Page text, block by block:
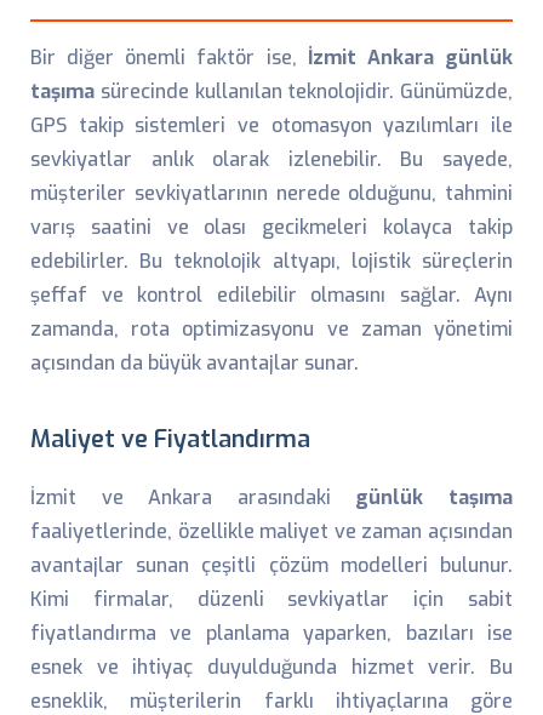
Bir diğer önemli faktör ise, İzmit Ankara günlük
taşıma sürecinde kullanılan teknolojidir. Günümüzde,
GPS takip sistemleri ve otomasyon yazılımları ile
sevkiyatlar anlık olarak izlenebilir. Bu sayede,
müşteriler sevkiyatlarının nerede olduğunu, tahmini
varış saatini ve olası gecikmeleri kolayca takip
edebilirler. Bu teknolojik altyapı, lojistik süreçlerin
şeffaf ve kontrol edilebilir olmasını sağlar. Aynı
zamanda, rota optimizasyonu ve zaman yönetimi
açısından da büyük avantajlar sunar.
Maliyet ve Fiyatlandırma
İzmit ve Ankara arasındaki günlük taşıma
faaliyetlerinde, özellikle maliyet ve zaman açısından
avantajlar sunan çeşitli çözüm modelleri bulunur.
Kimi firmalar, düzenli sevkiyatlar için sabit
fiyatlandırma ve planlama yaparken, bazıları ise
esnek ve ihtiyaç duyulduğunda hizmet verir. Bu
esneklik, müşterilerin farklı ihtiyaçlarına göre